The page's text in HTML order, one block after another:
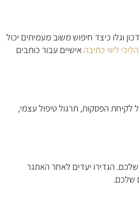
העדכון וגלו כיצד חיפוש משוב מעמיתים יכול
ליווי כתיבה אישיים עבור כותבים
לקיחת הפסקות, תרגול טיפול עצמי,
שלכם. הגדירו יעדים לאחר האתגר
שלכם.